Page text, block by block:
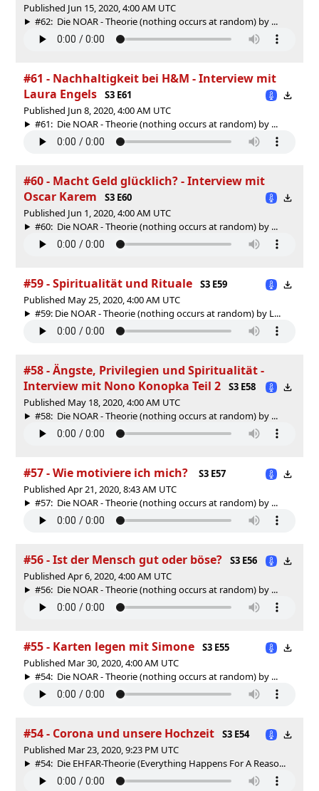
Published Jun 15, 2020, 4:00 AM UTC
#62: Die NOAR - Theorie (nothing occurs at random) by ...
#61 - Nachhaltigkeit bei H&M - Interview mit
Laura Engels
S3 E61
Published Jun 8, 2020, 4:00 AM UTC
#61: Die NOAR - Theorie (nothing occurs at random) by ...
#60 - Macht Geld glücklich? - Interview mit
Oscar Karem
S3 E60
Published Jun 1, 2020, 4:00 AM UTC
#60: Die NOAR - Theorie (nothing occurs at random) by ...
#59 - Spiritualität und Rituale
S3 E59
Published May 25, 2020, 4:00 AM UTC
#59: Die NOAR - Theorie (nothing occurs at random) by L...
#58 - Ängste, Privilegien und Spiritualität -
Interview mit Nono Konopka Teil 2
S3 E58
Published May 18, 2020, 4:00 AM UTC
#58: Die NOAR - Theorie (nothing occurs at random) by ...
#57 - Wie motiviere ich mich?
S3 E57
Published Apr 21, 2020, 8:43 AM UTC
#57: Die NOAR - Theorie (nothing occurs at random) by ...
#56 - Ist der Mensch gut oder böse?
S3 E56
Published Apr 6, 2020, 4:00 AM UTC
#56: Die NOAR - Theorie (nothing occurs at random) by ...
#55 - Karten legen mit Simone
S3 E55
Published Mar 30, 2020, 4:00 AM UTC
#54: Die NOAR - Theorie (nothing occurs at random) by ...
#54 - Corona und unsere Hochzeit
S3 E54
Published Mar 23, 2020, 9:23 PM UTC
#54: Die EHFAR-Theorie (Everything Happens For A Reaso...